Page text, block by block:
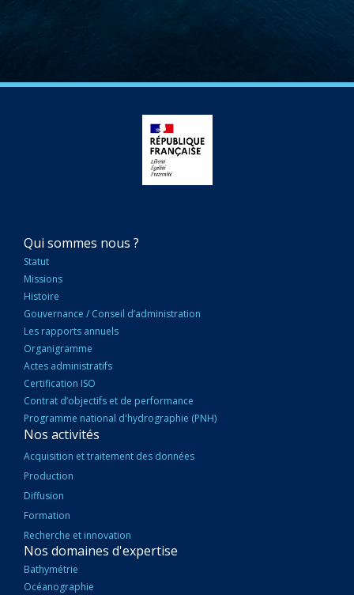
NAVIGATION
PRINCIPALE
Qui sommes nous ?
Statut
Missions
Histoire
Gouvernance / Conseil d’administration
Les rapports annuels
Organigramme
Actes administratifs
Certification ISO
Contrat d’objectifs et de performance
Programme national d'hydrographie (PNH)
Nos activités
Acquisition et traitement des données
Production
Diffusion
Formation
Recherche et innovation
Nos domaines d'expertise
Bathymétrie
Océanographie